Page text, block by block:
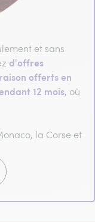
et sans
d'offres
offerts en
12 mois, où
la Corse et